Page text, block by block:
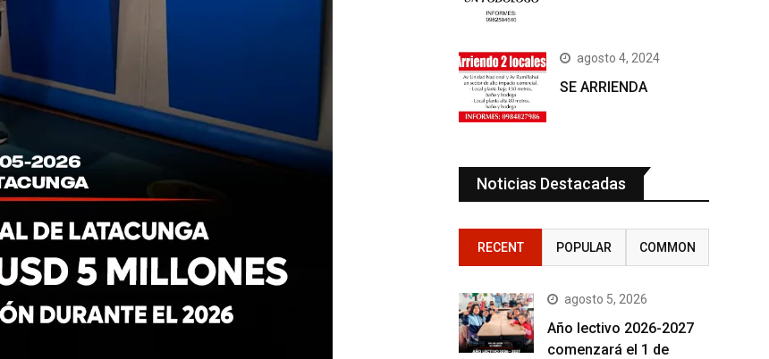
agosto 4, 2024
SE ARRIENDA
Noticias Destacadas
RECENT POPULAR COMMON
agosto 5, 2026
Año lectivo 2026-2027
comenzará el 1 de